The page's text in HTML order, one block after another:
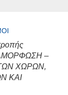
–
ΧΩΡΩΝ,
ΚΑΙ